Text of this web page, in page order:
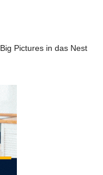
Pictures in das Nest